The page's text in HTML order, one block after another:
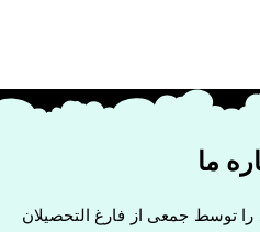
ما
فعالیت خود را توسط جمعی از فارغ التحصیلان